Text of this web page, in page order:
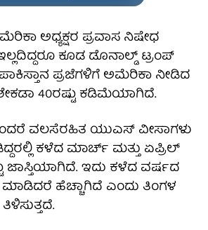
ಅಧ್ಯಕ್ಷರ ಪ್ರವಾಸ ನಿಷೇಧ
ಕೂಡ ಡೊನಾಲ್ಡ್ ಟ್ರಂಪ್
ಪ್ರಜೆಗಳಿಗೆ ಅಮೆರಿಕಾ ನೀಡಿದ
40ರಷ್ಟು ಕಡಿಮೆಯಾಗಿದೆ.
ವಲಸೆರಹಿತ ಯುಎಸ್ ವೀಸಾಗಳು
ಕಳೆದ ಮಾರ್ಚ್ ಮತ್ತು ಏಪ್ರಿಲ್
ಜಾಸ್ತಿಯಾಗಿದೆ. ಇದು ಕಳೆದ ವರ್ಷದ
ಹೆಚ್ಚಾಗಿದೆ ಎಂದು ತಿಂಗಳ